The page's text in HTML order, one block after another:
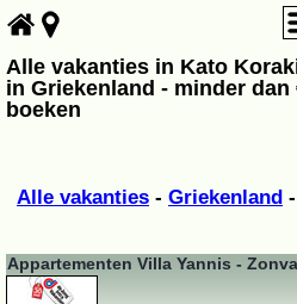
Alle vakanties in Kato
in Griekenland - minder dan
boeken
Alle vakanties - Griekenland -
Appartementen Villa Yannis -